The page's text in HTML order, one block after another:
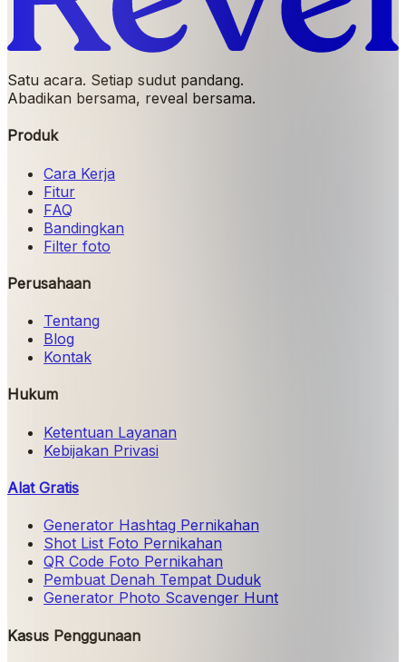
Satu acara. Setiap sudut pandang.
Abadikan bersama, reveal bersama.
Produk
Cara Kerja
Fitur
FAQ
Bandingkan
Filter foto
Perusahaan
Tentang
Blog
Kontak
Hukum
Ketentuan Layanan
Kebijakan Privasi
Alat Gratis
Generator Hashtag Pernikahan
Shot List Foto Pernikahan
QR Code Foto Pernikahan
Pembuat Denah Tempat Duduk
Generator Photo Scavenger Hunt
Kasus Penggunaan